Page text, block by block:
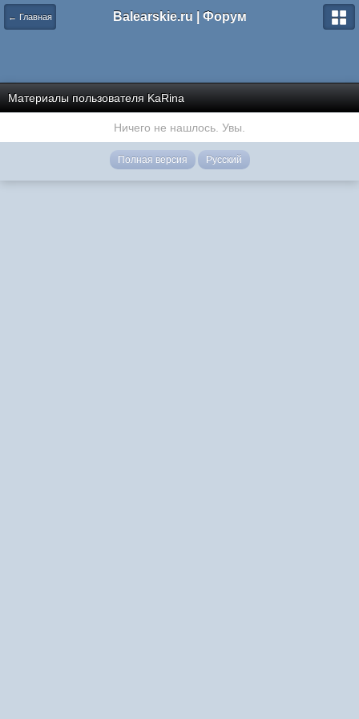
← Главная Balearskie.ru | Форум
Материалы пользователя KaRina
Ничего не нашлось. Увы.
Полная версия Русский